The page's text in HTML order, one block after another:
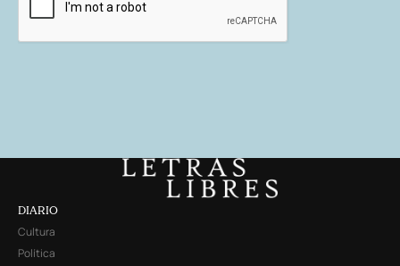
DIARIO
Cultura
Política